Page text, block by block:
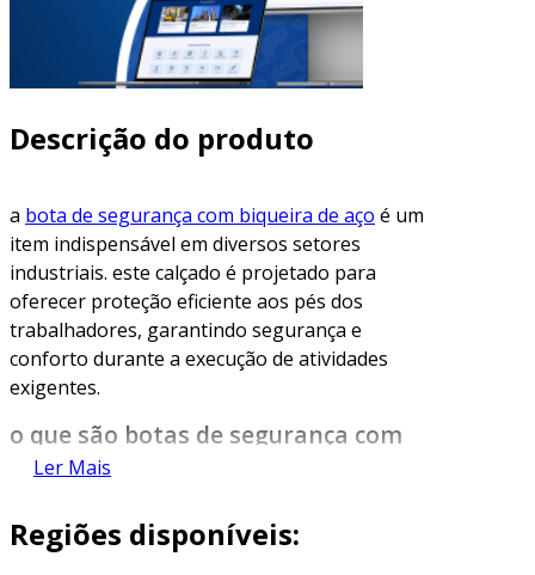
Descrição do produto
a bota de segurança com biqueira de aço é um
item indispensável em diversos setores
industriais. este calçado é projetado para
oferecer proteção eficiente aos pés dos
trabalhadores, garantindo segurança e
conforto durante a execução de atividades
exigentes.
o que são botas de segurança com
biqueira de aço?
calçados resistentes, especialmente
Ler Mais
Regiões disponíveis: